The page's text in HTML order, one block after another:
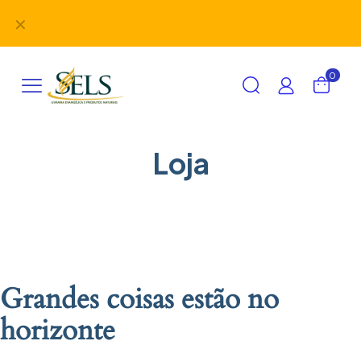
✕
0
Loja
Grandes coisas estão no
horizonte